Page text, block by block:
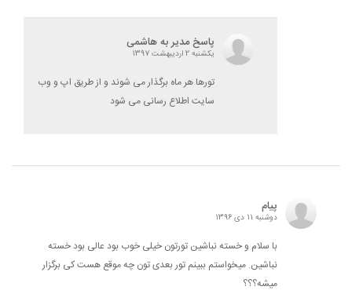
پاسخ مدیر به هاشمی
یکشنبه 2 اردیبهشت 1397
تورها هر ماه برگذار می شوند و از طریق اپ و وب
سایت اطلاع رسانی می شود
پیام
دوشنبه 11 دی 1396
با سلام و خسته نباشین تورتون خیلی خوب بود عالی بود خسته
نباشین. میخواستم ببینم تور بعدی تون چه موقع هست کی برگزار
میشه؟؟؟